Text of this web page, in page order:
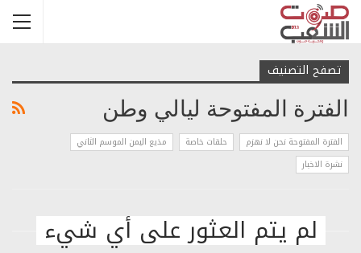
تصفح التصنيف
الفترة المفتوحة ليالي وطن
الفترة المفتوحة نحن لا نهزم حلقات خاصة
مذيع اليمن الموسم الثاني
نشرة الاخبار
لم يتم العثور على أي شيء